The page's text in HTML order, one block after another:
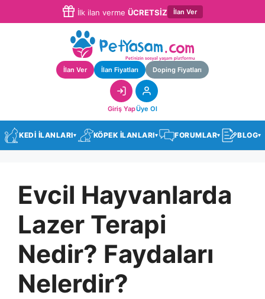
İlk ilan verme ÜCRETSİZ İlan Ver
İlan Ver İlan Fiyatları Doping Fiyatları
Giriş YapÜye Ol
KEDİ İLANLARI▾ KÖPEK İLANLARI▾ FORUMLAR▾ BLOG▾
Evcil Hayvanlarda
Lazer Terapi
Nedir? Faydaları
Nelerdir?